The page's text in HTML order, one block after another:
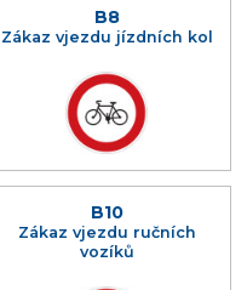
B8
Zákaz vjezdu jízdních kol
B10
Zákaz vjezdu ručních
vozíků